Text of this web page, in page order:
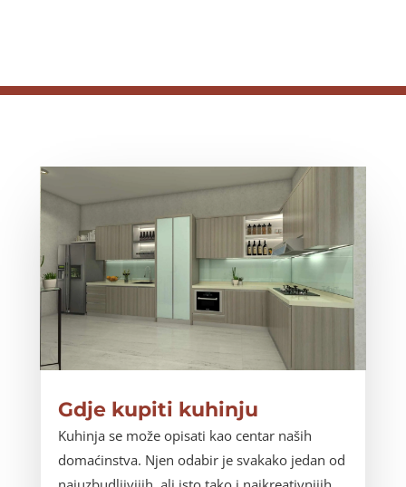
Gdje kupiti kuhinju
Kuhinja se može opisati kao centar naših
domaćinstva. Njen odabir je svakako jedan od